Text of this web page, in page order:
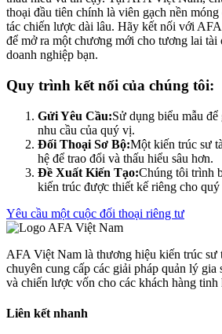
thoại đầu tiên chính là viên gạch nền
tác chiến lược dài lâu. Hãy kết nối với
để mở ra một chương mới cho tương lai tài
doanh nghiệp bạn.
Quy trình kết nối của chúng tôi:
Gửi Yêu Cầu:Sử dụng biểu mẫu
nhu cầu của quý vị.
Đối Thoại Sơ Bộ:Một kiến trúc sư
hệ để trao đổi và thấu hiểu sâu hơn.
Đề Xuất Kiến Tạo:Chúng tôi trình
kiến trúc được thiết kế riêng cho
Yêu cầu một cuộc đối thoại riêng tư
AFA Việt Nam là thương hiệu kiến trúc sư
chuyên cung cấp các giải pháp quản lý gia
và chiến lược vốn cho các khách hàng
Liên kết nhanh